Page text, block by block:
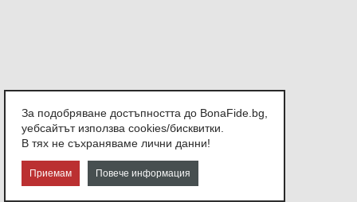
За подобряване достъпността до BonaFide.bg,
уебсайтът използва cookies/бисквитки.
В тях не съхраняваме лични данни!
Приемам Повече информация